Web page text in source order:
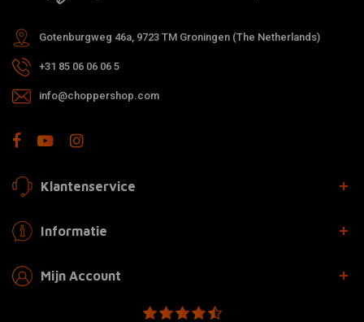
Gotenburgweg 46a, 9723 TM Groningen (The Netherlands)
+31 85 06 06 06 5
info@choppershop.com
Klantenservice
Informatie
Mijn Account